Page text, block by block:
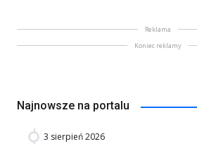
Reklama
Koniec reklamy
Najnowsze na portalu
3 sierpień 2026